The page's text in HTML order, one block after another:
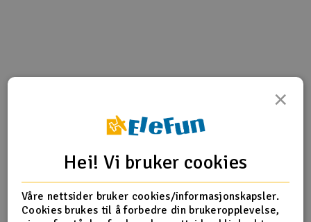
Radioutstyr
Raketter
Smarthjem, lek & hobby
Produktinformasjon
Gearbox halves (front & rear)/ shift detent ball/ spring/
×
Hei! Vi bruker cookies
Våre nettsider bruker cookies/informasjonskapsler.
Cookies brukes til å forbedre din brukeropplevelse,